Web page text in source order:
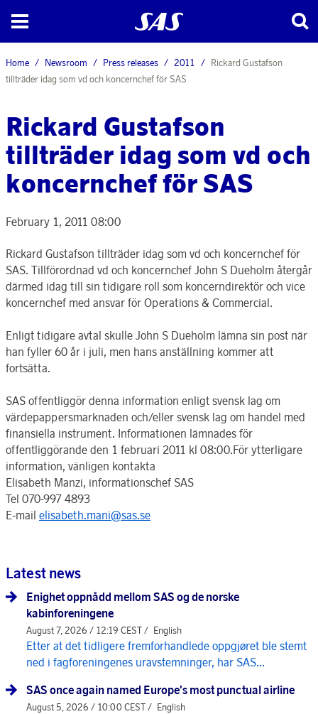
Home Newsroom Press releases 2011
Rickard Gustafson
tillträder idag som vd och koncernchef för SAS
Rickard Gustafson
tillträder idag som vd och
koncernchef för SAS
February 1, 2011 08:00
Rickard Gustafson tillträder idag som vd och koncernchef för
SAS. Tillförordnad vd och koncernchef John S Dueholm återgår
därmed idag till sin tidigare roll som koncerndirektör och vice
koncernchef med ansvar för Operations & Commercial.
Enligt tidigare avtal skulle John S Dueholm lämna sin post när
han fyller 60 år i juli, men hans anställning kommer att
fortsätta.
SAS offentliggör denna information enligt svensk lag om
värdepappersmarknaden och/eller svensk lag om handel med
finansiella instrument. Informationen lämnades för
offentliggörande den 1 februari 2011 kl 08:00.För ytterligare
information, vänligen kontakta
Elisabeth Manzi, informationschef SAS
Tel 070-997 4893
E-mail elisabeth.mani@sas.se
Latest news
Enighet oppnådd mellom SAS og de norske
kabinforeningene
August 7, 2026 / 12:19 CEST / English
Etter at det tidligere fremforhandlede oppgjøret ble stemt
ned i fagforeningenes uravstemninger, har SAS...
SAS once again named Europe's most punctual airline
August 5, 2026 / 10:00 CEST / English